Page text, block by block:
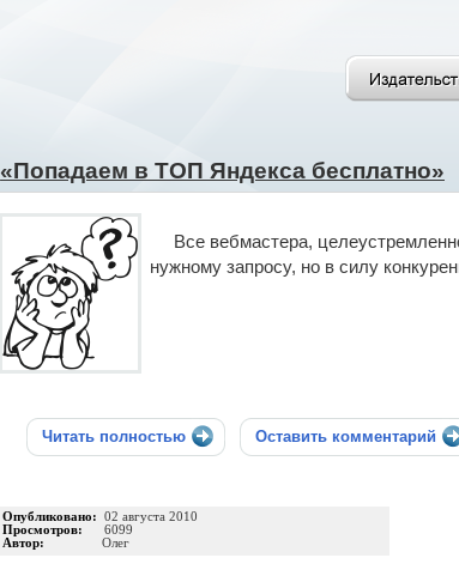
«Попадаем в ТОП Яндекса бесплатно»
Все вебмастера,
нужному запросу, но в силу
Читать полностью Оставить комментарий
Опубликовано: 02 августа 2010
Просмотров: 6099
Автор: Олег